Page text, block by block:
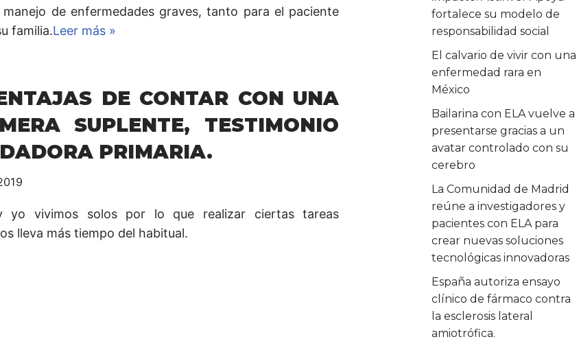
manejo de enfermedades graves, tanto para el paciente
familia.Leer más »
DE CONTAR CON UNA
SUPLENTE, TESTIMONIO
PRIMARIA.
yo vivimos solos por lo que realizar ciertas tareas
lleva más tiempo del habitual.
fortalece su modelo de
responsabilidad social
El calvario de vivir con una
enfermedad rara en
México
Bailarina con ELA vuelve a
presentarse gracias a un
avatar controlado con su
cerebro
La Comunidad de Madrid
reúne a investigadores y
pacientes con ELA para
crear nuevas soluciones
tecnológicas innovadoras
España autoriza ensayo
clínico de fármaco contra
la esclerosis lateral
amiotrófica.